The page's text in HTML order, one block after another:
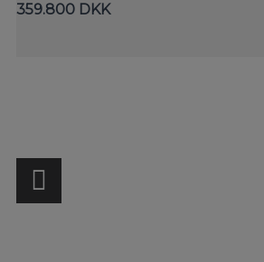
359.800 DKK